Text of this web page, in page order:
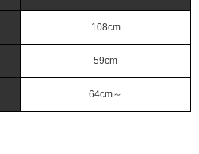
108cm
59cm
64cm～